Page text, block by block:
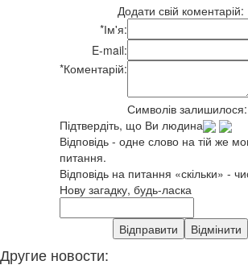
Додати свій коментарій:
*Ім'я:
E-mail:
*Коментарій:
Символів залишилося:
Підтвердіть, що Ви людина
Відповідь - одне слово на тій же
питання.
Відповідь на питання «скільки» -
Нову загадку, будь-ласка
Другие новости: